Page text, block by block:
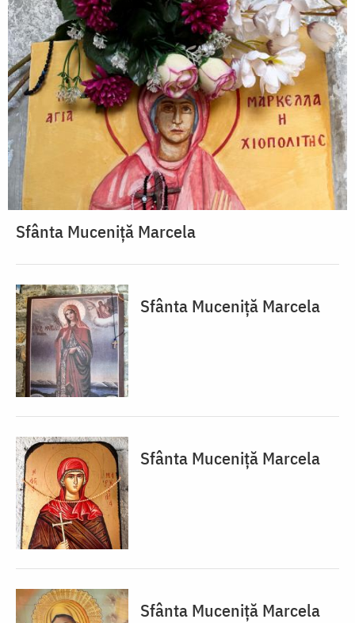
Sfânta Muceniță Marcela
Sfânta Muceniță Marcela
Sfânta Muceniță Marcela
Sfânta Muceniță Marcela